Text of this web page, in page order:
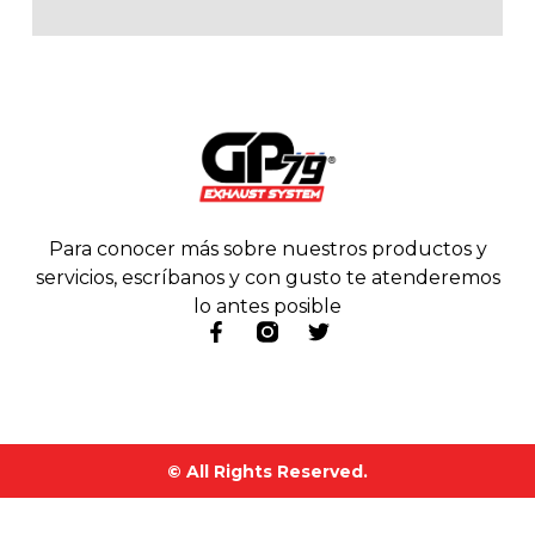
Para conocer más sobre nuestros productos y
servicios, escríbanos y con gusto te atenderemos
lo antes posible
© All Rights Reserved.